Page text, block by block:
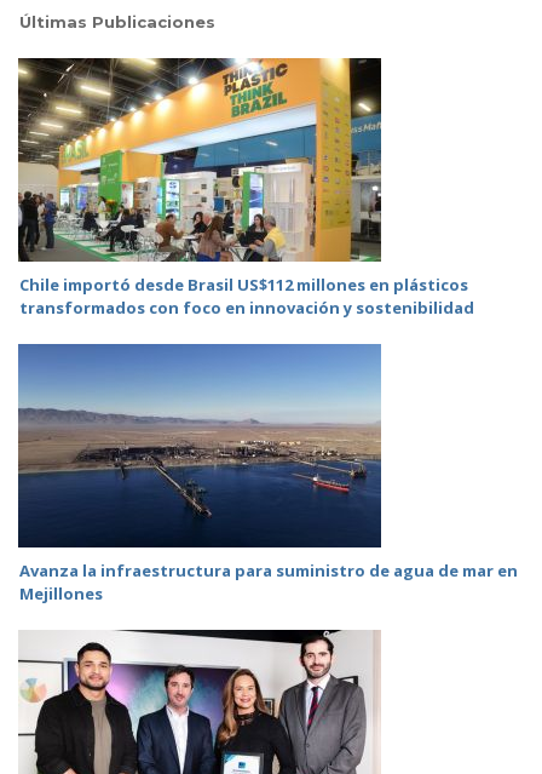
Últimas Publicaciones
Chile importó desde Brasil US$112 millones en plásticos
transformados con foco en innovación y sostenibilidad
Avanza la infraestructura para suministro de agua de mar en
Mejillones